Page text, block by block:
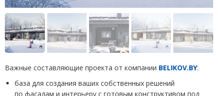
Важные составляющие проекта от компании BELIKOV.BY:
база для создания ваших собственных решений
по фасадам и интерьеру с готовым конструктивом под